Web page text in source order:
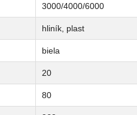
3000/4000/6000
hliník, plast
biela
20
80